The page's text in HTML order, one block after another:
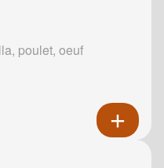
poulet, oeuf